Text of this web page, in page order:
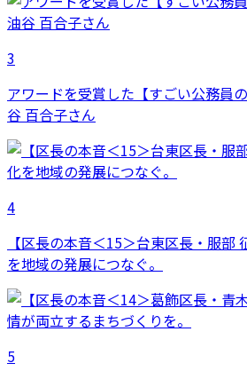
3
アワードを受賞した【すごい公務員
谷 百合子さん
4
【区長の本音＜15＞台東区長・服部
を地域の発展につなぐ。
5